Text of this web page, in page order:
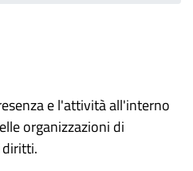
e l'attività all'interno
organizzazioni di